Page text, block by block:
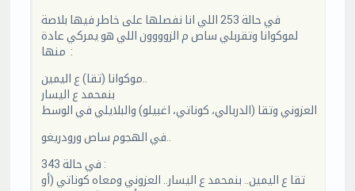
في حالة 253 اللي انا نفصلها على خاطر فيها بلاصة
لموكوانا وتقربلي ساص م الزوووون اللي هو يمركي عادة
منها :
بنمحمد ع اليسار
العزوني وتقا (الدربالي، كوناتي، اغبيلو) والبلايلي في الوسط
في حالة 343 :
تقا ع اليمين.. بنمحمد ع اليسار.. العزوني ومعاه كوناتي (أو